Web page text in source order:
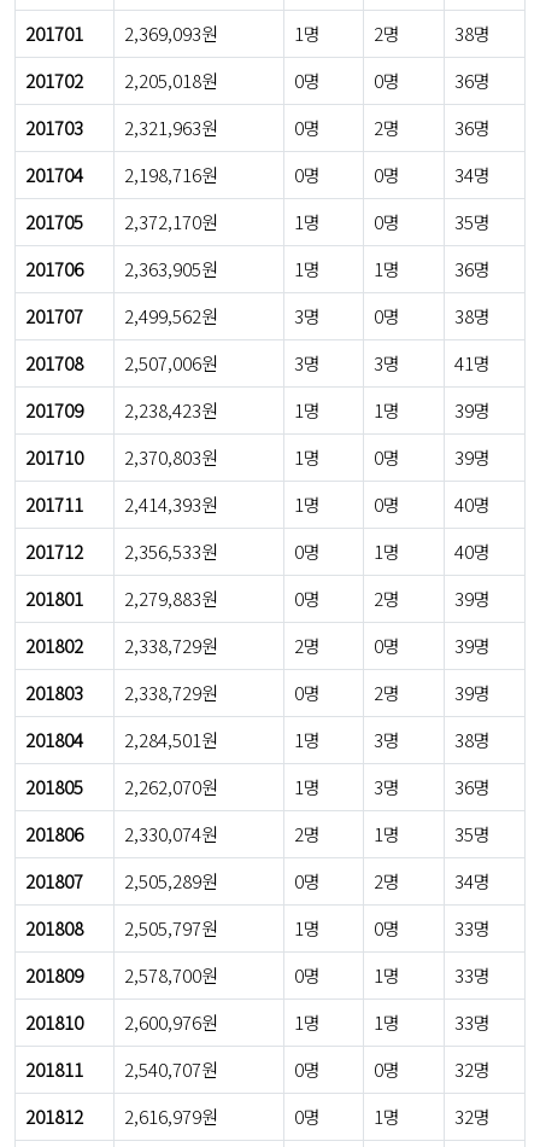
201701
2,369,093원 1명 2명
38명
201702
2,205,018원 0명 0명
36명
201703
2,321,963원 0명 2명
36명
201704
2,198,716원 0명 0명
34명
201705
2,372,170원 1명 0명
35명
201706
2,363,905원 1명 1명
36명
201707
2,499,562원 3명 0명
38명
201708
2,507,006원 3명 3명
41명
201709
2,238,423원 1명 1명
39명
201710
2,370,803원 1명 0명
39명
201711
2,414,393원 1명 0명
40명
201712
2,356,533원 0명 1명
40명
201801
2,279,883원 0명 2명
39명
201802
2,338,729원 2명 0명
39명
201803
2,338,729원 0명 2명
39명
201804
2,284,501원 1명 3명
38명
201805
2,262,070원 1명 3명
36명
201806
2,330,074원 2명 1명
35명
201807
2,505,289원 0명 2명
34명
201808
2,505,797원 1명 0명
33명
201809
2,578,700원 0명 1명
33명
201810
2,600,976원 1명 1명
33명
201811
2,540,707원 0명 0명
32명
201812
2,616,979원 0명 1명
32명